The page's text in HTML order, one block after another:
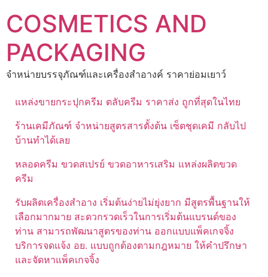
to
content
COSMETICS AND
PACKAGING
จำหน่ายบรรจุภัณฑ์และเครื่องสำอางค์ ราคาย่อมเยาว์
แหล่งขายกระปุกครีม ตลับครีม ราคาส่ง ถูกที่สุดในไทย
ร้านเคมีภัณฑ์ จำหน่ายสูตรสารตั้งต้น เซ็ตชุดเคมี กลับไป
บ้านทำได้เลย
หลอดครีม ขวดสเปรย์ ขวดอาหารเสริม แหล่งผลิตขวด
ครีม
รับผลิตเครื่องสำอาง เริ่มต้นง่ายไม่ยุ่งยาก มีสูตรพื้นฐานให้
เลือกมากมาย สะดวกรวดเร็วในการเริ่มต้นแบรนด์ของ
ท่าน สามารถพัฒนาสูตรของท่าน ออกแบบแพ็คเกจจิ้ง
บริการจดแจ้ง อย. แบบถูกต้องตามกฎหมาย ให้คำปรึกษา
และจัดหาแพ็คเกจจิ้ง